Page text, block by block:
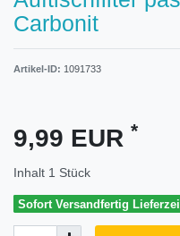
Carbonit
Artikel-ID: 1091733
9,99 EUR *
Inhalt 1 Stück
Sofort Versandfertig